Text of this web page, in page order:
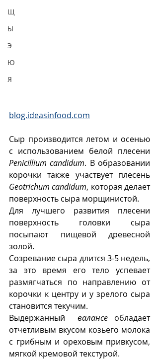
Щ
Ы
Э
Ю
Я
blog.ideasinfood.com
Сыр производится летом и осенью
Penicillium candidum. В образовании
Geotrichum candidum, которая делает
поверхность сыра морщинистой.
Для лучшего развития плесени
поверхность головки сыра
посыпают пищевой древесной
золой.
Созревание сыра длится 3-5 недель,
за это время его тело успевает
размягчаться по направлению от
корочки к центру и у зрелого сыра
становится текучим.
Выдержанный валансе обладает
отчетливым вкусом козьего молока
с грибным и ореховым привкусом,
мягкой кремовой текстурой.